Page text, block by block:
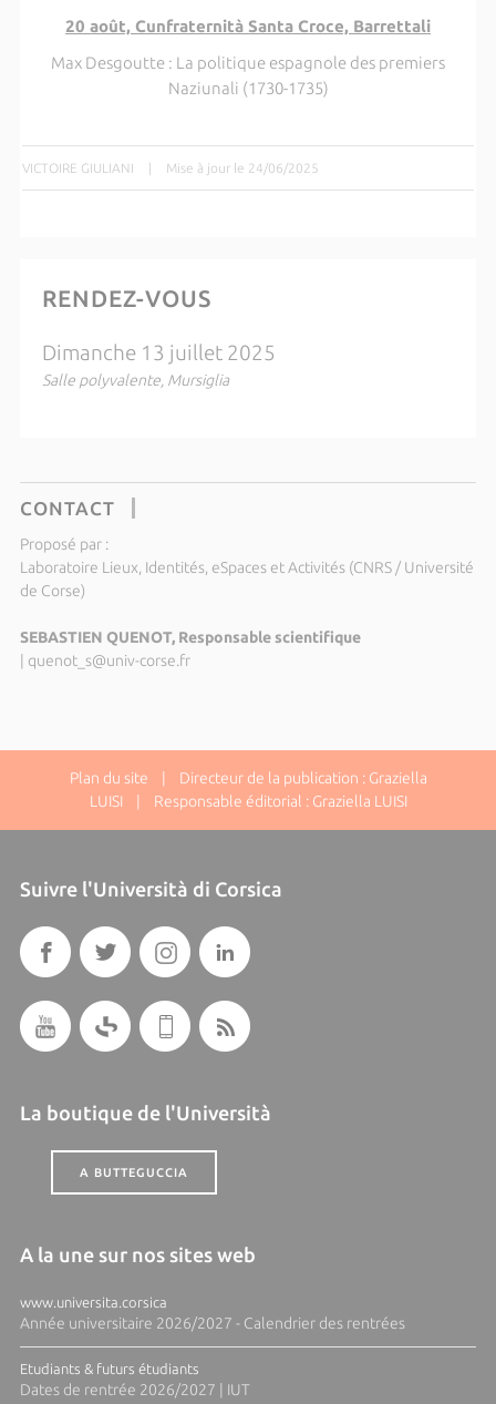
20 août, Cunfraternità Santa Croce, Barrettali
Max Desgoutte : La politique espagnole des premiers
Naziunali (1730-1735)
VICTOIRE GIULIANI | Mise à jour le 24/06/2025
RENDEZ-VOUS
Dimanche 13 juillet 2025
Salle polyvalente, Mursiglia
CONTACT
Proposé par :
Laboratoire Lieux, Identités, eSpaces et Activités (CNRS / Université
de Corse)
SEBASTIEN QUENOT, Responsable scientifique
| quenot_s@univ-corse.fr
Plan du site | Directeur de la publication : Graziella
LUISI | Responsable éditorial : Graziella LUISI
Suivre l'Università di Corsica
La boutique de l'Università
A BUTTEGUCCIA
A la une sur nos sites web
www.universita.corsica
Année universitaire 2026/2027 - Calendrier des rentrées
Etudiants & futurs étudiants
Dates de rentrée 2026/2027 | IUT